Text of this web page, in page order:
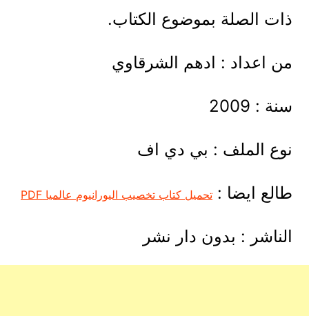
ذات الصلة بموضوع الكتاب.
من اعداد : ادهم الشرقاوي
سنة : 2009
نوع الملف : بي دي اف
طالع ايضا : تحميل كتاب تخصيب اليورانيوم عالميا PDF
الناشر : بدون دار نشر